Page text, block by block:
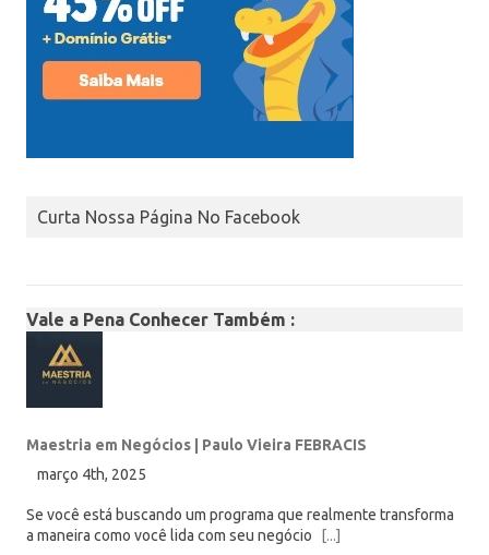
Curta Nossa Página No Facebook
Vale a Pena Conhecer Também :
Maestria em Negócios | Paulo Vieira FEBRACIS
março 4th, 2025
Se você está buscando um programa que realmente transforma
a maneira como você lida com seu negócio
[...]